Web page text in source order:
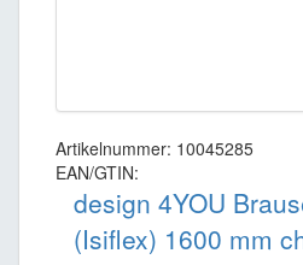
Artikelnummer: 10045285
EAN/GTIN:
design 4YOU
(Isiflex) 1600 mm